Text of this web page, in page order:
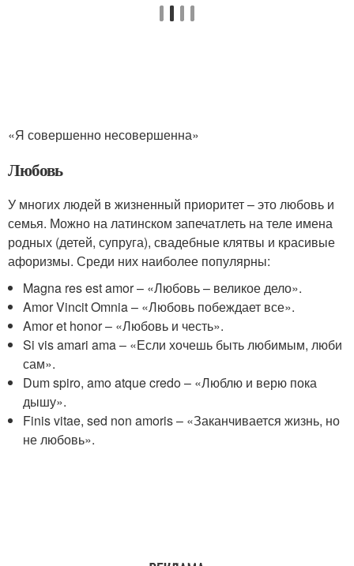
«Я совершенно несовершенна»
Любовь
У многих людей в жизненный приоритет – это любовь и
семья. Можно на латинском запечатлеть на теле имена
родных (детей, супруга), свадебные клятвы и красивые
афоризмы. Среди них наиболее популярны:
Magna res est amor – «Любовь – великое дело».
Amor Vincit Omnia – «Любовь побеждает все».
Amor et honor – «Любовь и честь».
Si vis amari ama – «Если хочешь быть любимым, люби
сам».
Dum spiro, amo atque credo – «Люблю и верю пока
дышу».
Finis vitae, sed non amoris – «Заканчивается жизнь, но
не любовь».